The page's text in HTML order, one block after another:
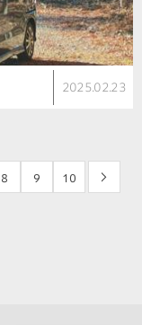
2025.02.23
8 9 10 >